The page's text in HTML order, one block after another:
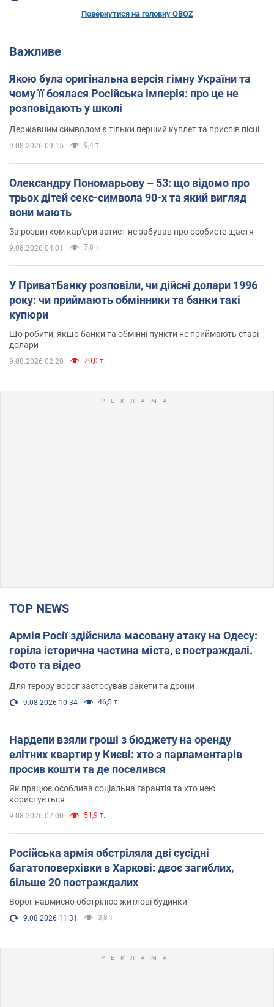
Повернутися на головну OBOZ
Важливе
Якою була оригінальна версія гімну України та
чому її боялася Російська імперія: про це не
розповідають у школі
Державним символом є тільки перший куплет та приспів пісні
9.08.2026 09:15 9,4 т.
Олександру Пономарьову – 53: що відомо про
трьох дітей секс-символа 90-х та який вигляд
вони мають
За розвитком кар'єри артист не забував про особисте щастя
9.08.2026 04:01 7,8 т.
У ПриватБанку розповіли, чи дійсні долари 1996
року: чи приймають обмінники та банки такі
купюри
Що робити, якщо банки та обмінні пункти не приймають старі
долари
9.08.2026 02:20 70,0 т.
TOP NEWS
Армія Росії здійснила масовану атаку на Одесу:
горіла історична частина міста, є постраждалі.
Фото та відео
Для терору ворог застосував ракети та дрони
9.08.2026 10:34 46,5 т.
Нардепи взяли гроші з бюджету на оренду
елітних квартир у Києві: хто з парламентарів
просив кошти та де поселився
Як працює особлива соціальна гарантія та хто нею
користується
9.08.2026 07:00 51,9 т.
Російська армія обстріляла дві сусідні
багатоповерхівки в Харкові: двоє загиблих,
більше 20 постраждалих
Ворог навмисно обстрілює житлові будинки
9.08.2026 11:31 3,8 т.